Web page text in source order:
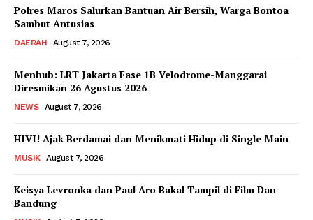
Polres Maros Salurkan Bantuan Air Bersih, Warga Bontoa
Sambut Antusias
DAERAH August 7, 2026
Menhub: LRT Jakarta Fase 1B Velodrome-Manggarai
Diresmikan 26 Agustus 2026
NEWS August 7, 2026
HIVI! Ajak Berdamai dan Menikmati Hidup di Single Main
MUSIK August 7, 2026
Keisya Levronka dan Paul Aro Bakal Tampil di Film Dan
Bandung